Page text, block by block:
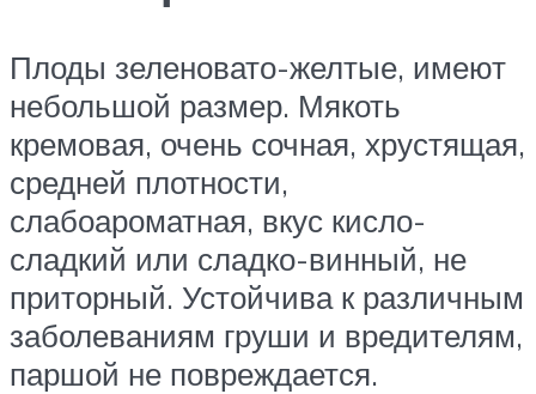
Плоды зеленовато-желтые, имеют
небольшой размер. Мякоть
кремовая, очень сочная, хрустящая,
средней плотности,
слабоароматная, вкус кисло-
сладкий или сладко-винный, не
приторный. Устойчива к различным
заболеваниям груши и вредителям,
паршой не повреждается.